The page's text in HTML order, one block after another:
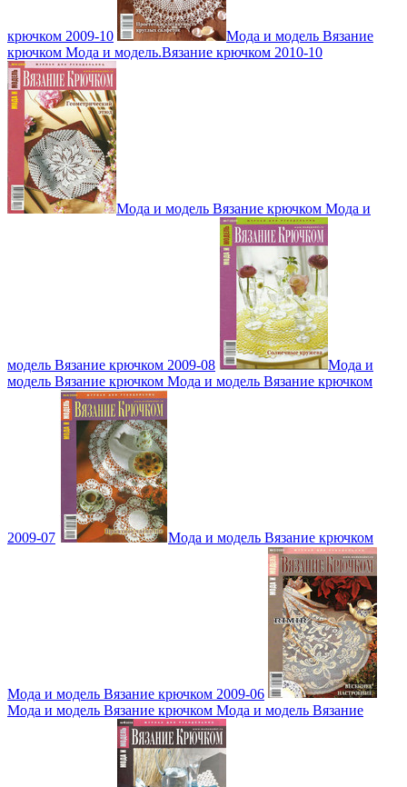
крючком 2009-10
Мода и модель Вязание
крючком Мода и модель.Вязание крючком 2010-10
Мода и модель Вязание крючком Мода и
модель Вязание крючком 2009-08
Мода и
модель Вязание крючком Мода и модель Вязание крючком
2009-07 Мода и модель Вязание крючком
Мода и модель Вязание крючком 2009-06
Мода и модель Вязание крючком Мода и модель Вязание